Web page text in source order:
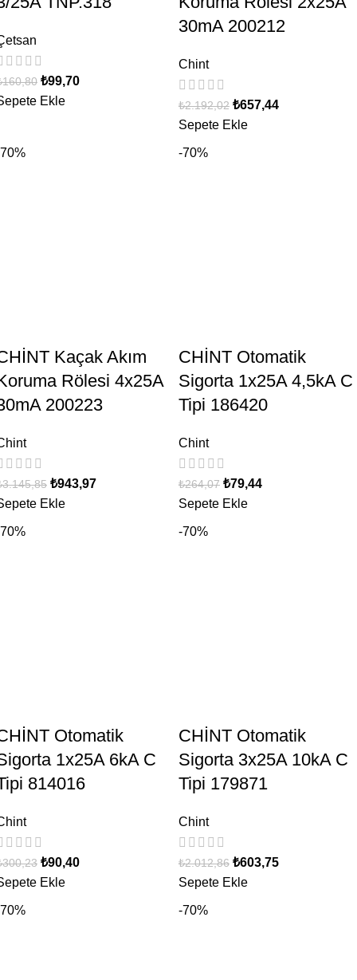
160,80 ₺99,70
Ekle
30mA 200212
Chint
₺2.192,02 ₺657,44
Sepete Ekle
Kaçak Akım
Rölesi 4x25A
200223
3.145,85 ₺943,97
Ekle
-70%
CHİNT Otomatik
Sigorta 1x25A 4,5kA C
Tipi 186420
Chint
₺264,07 ₺79,44
Sepete Ekle
Otomatik
1x25A 6kA C
814016
300,23 ₺90,40
Ekle
-70%
CHİNT Otomatik
Sigorta 3x25A 10kA C
Tipi 179871
Chint
₺2.012,86 ₺603,75
Sepete Ekle
-70%